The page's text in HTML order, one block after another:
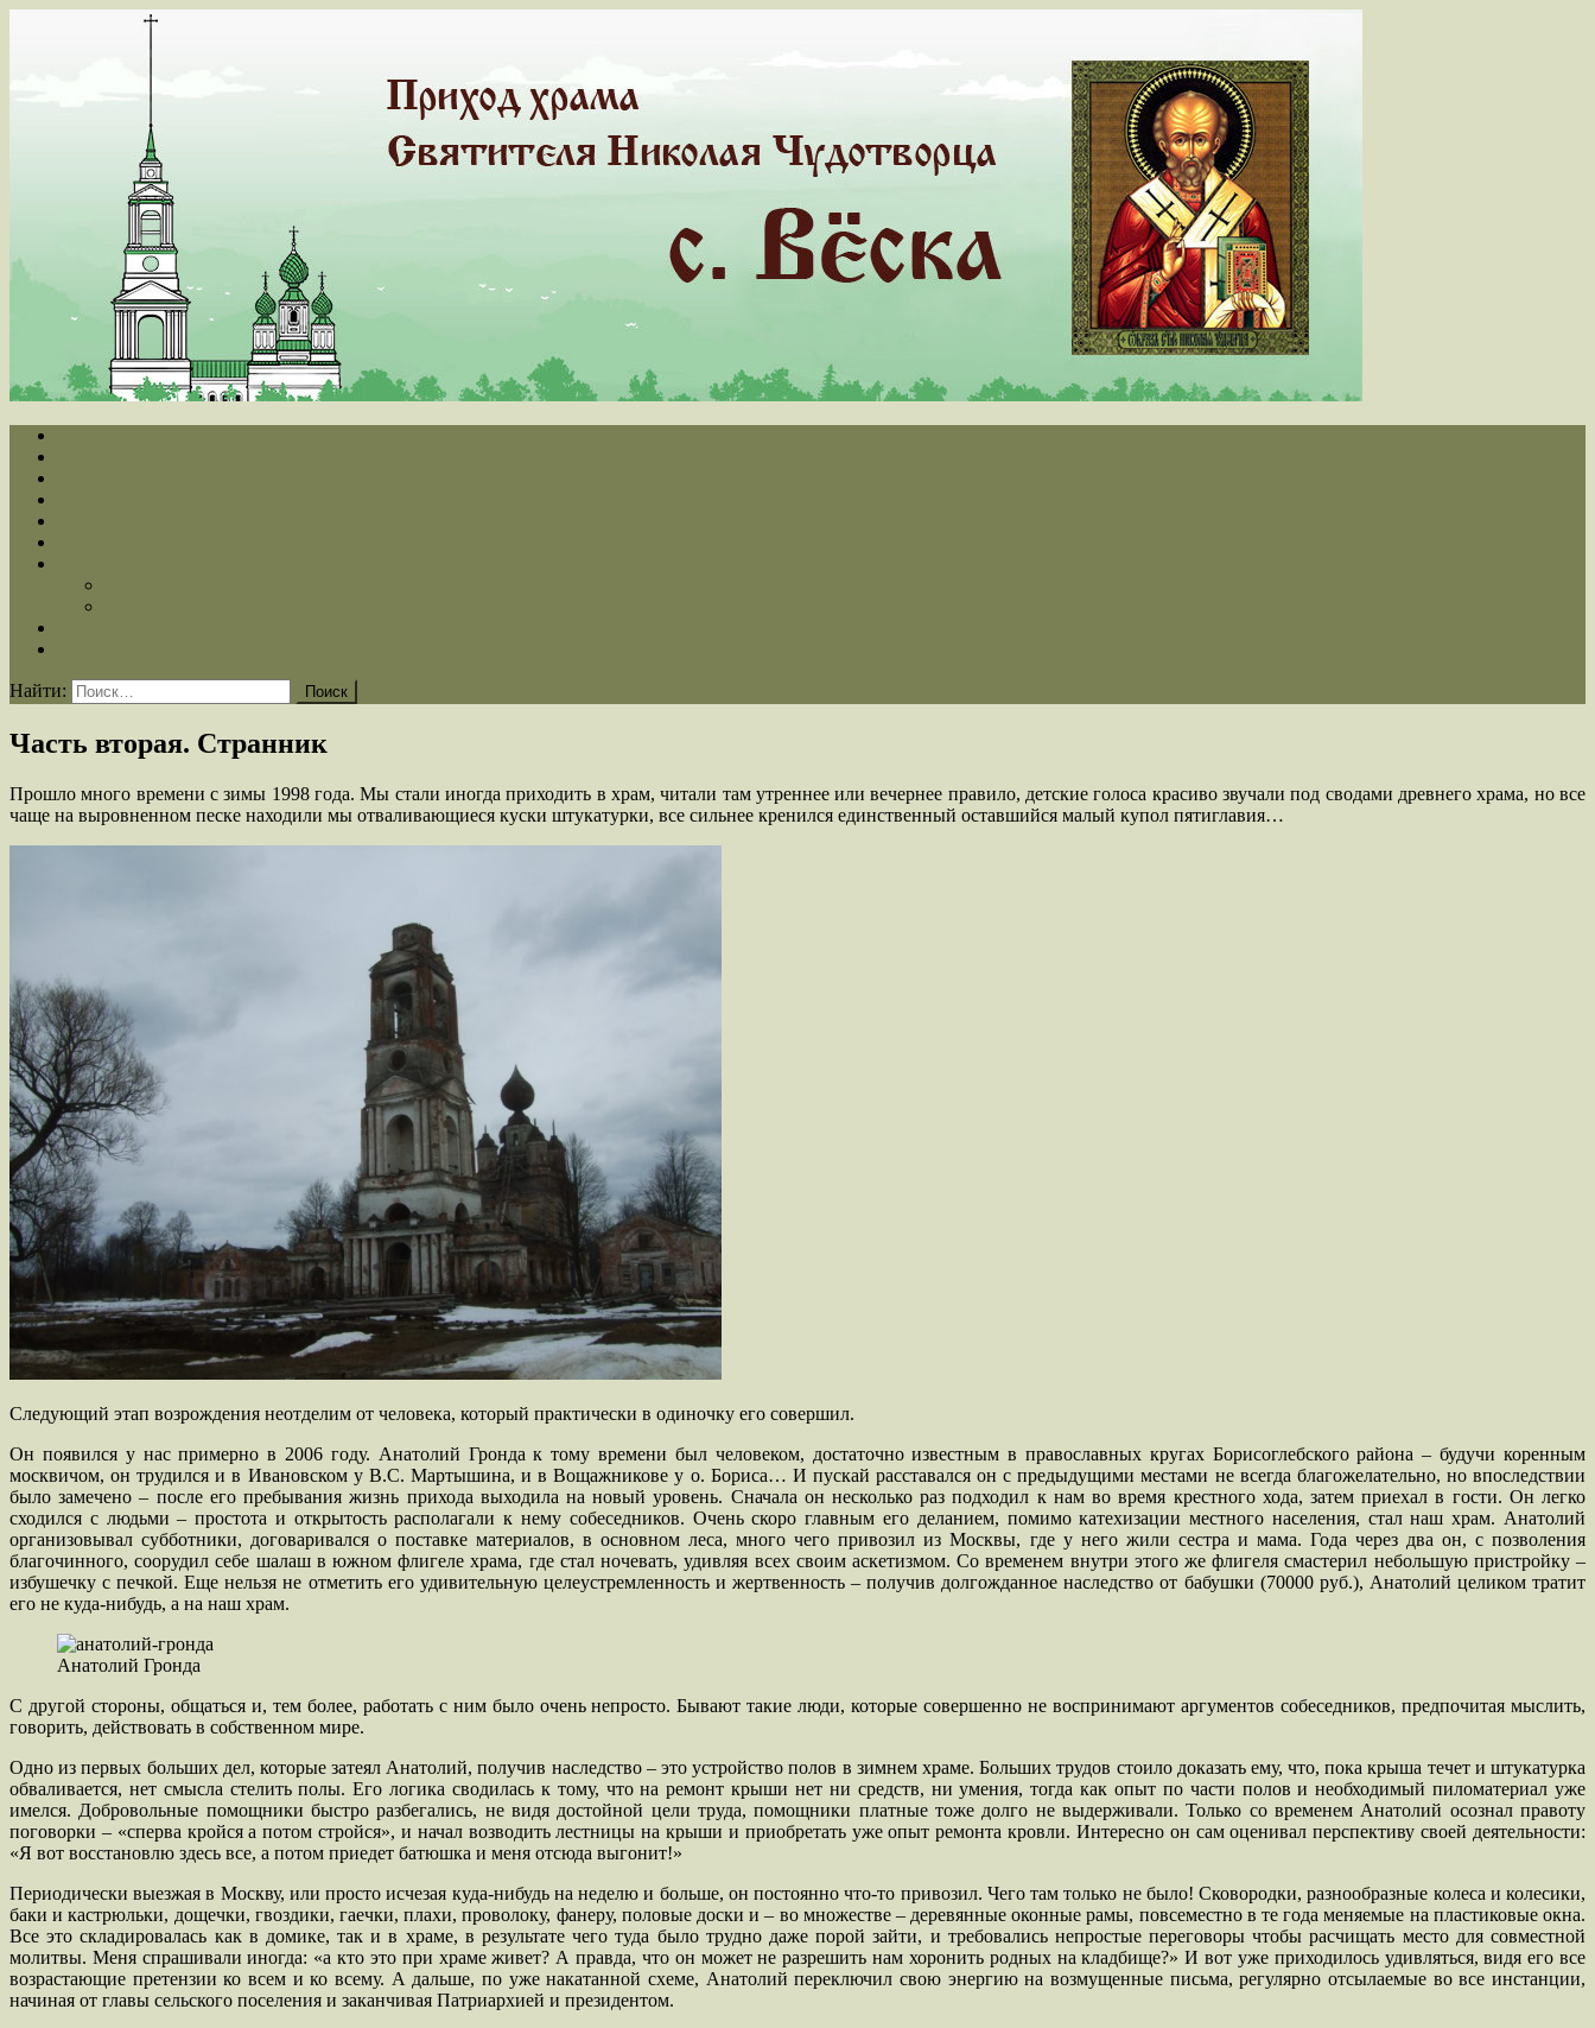
Найти:
Часть вторая. Странник
Прошло много времени с зимы 1998 года. Мы стали иногда приходить в храм, читали там утреннее или вечернее правило, детские голоса красиво звучали под сводами древнего храма, но все
чаще на выровненном песке находили мы отваливающиеся куски штукатурки, все сильнее кренился единственный оставшийся малый купол пятиглавия…
Следующий этап возрождения неотделим от человека, который практически в одиночку его совершил.
Он появился у нас примерно в 2006 году. Анатолий Гронда к тому времени был человеком, достаточно известным в православных кругах Борисоглебского района – будучи коренным
москвичом, он трудился и в Ивановском у В.С. Мартышина, и в Вощажникове у о. Бориса… И пускай расставался он с предыдущими местами не всегда благожелательно, но впоследствии
было замечено – после его пребывания жизнь прихода выходила на новый уровень. Сначала он несколько раз подходил к нам во время крестного хода, затем приехал в гости. Он легко
сходился с людьми – простота и открытость располагали к нему собеседников. Очень скоро главным его деланием, помимо катехизации местного населения, стал наш храм. Анатолий
организовывал субботники, договаривался о поставке материалов, в основном леса, много чего привозил из Москвы, где у него жили сестра и мама. Года через два он, с позволения
благочинного, соорудил себе шалаш в южном флигеле храма, где стал ночевать, удивляя всех своим аскетизмом. Со временем внутри этого же флигеля смастерил небольшую пристройку –
избушечку с печкой. Еще нельзя не отметить его удивительную целеустремленность и жертвенность – получив долгожданное наследство от бабушки (70000 руб.), Анатолий целиком тратит
его не куда-нибудь, а на наш храм.
Анатолий Гронда
С другой стороны, общаться и, тем более, работать с ним было очень непросто. Бывают такие люди, которые совершенно не воспринимают аргументов собеседников, предпочитая мыслить,
говорить, действовать в собственном мире.
Одно из первых больших дел, которые затеял Анатолий, получив наследство – это устройство полов в зимнем храме. Больших трудов стоило доказать ему, что, пока крыша течет и штукатурка
обваливается, нет смысла стелить полы. Его логика сводилась к тому, что на ремонт крыши нет ни средств, ни умения, тогда как опыт по части полов и необходимый пиломатериал уже
имелся. Добровольные помощники быстро разбегались, не видя достойной цели труда, помощники платные тоже долго не выдерживали. Только со временем Анатолий осознал правоту
поговорки – «сперва кройся а потом стройся», и начал возводить лестницы на крыши и приобретать уже опыт ремонта кровли. Интересно он сам оценивал перспективу своей деятельности:
«Я вот восстановлю здесь все, а потом приедет батюшка и меня отсюда выгонит!»
Периодически выезжая в Москву, или просто исчезая куда-нибудь на неделю и больше, он постоянно что-то привозил. Чего там только не было! Сковородки, разнообразные колеса и колесики,
баки и кастрюльки, дощечки, гвоздики, гаечки, плахи, проволоку, фанеру, половые доски и – во множестве – деревянные оконные рамы, повсеместно в те года меняемые на пластиковые окна.
Все это складировалась как в домике, так и в храме, в результате чего туда было трудно даже порой зайти, и требовались непростые переговоры чтобы расчищать место для совместной
молитвы. Меня спрашивали иногда: «а кто это при храме живет? А правда, что он может не разрешить нам хоронить родных на кладбище?» И вот уже приходилось удивляться, видя его все
возрастающие претензии ко всем и ко всему. А дальше, по уже накатанной схеме, Анатолий переключил свою энергию на возмущенные письма, регулярно отсылаемые во все инстанции,
начиная от главы сельского поселения и заканчивая Патриархией и президентом.